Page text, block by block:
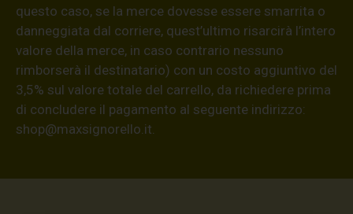
questo caso, se la merce dovesse essere smarrita o
danneggiata dal corriere, quest’ultimo risarcirà l’intero
valore della merce, in caso contrario nessuno
rimborserà il destinatario) con un costo aggiuntivo del
3,5% sul valore totale del carrello, da richiedere prima
di concludere il pagamento al seguente indirizzo:
shop@maxsignorello.it